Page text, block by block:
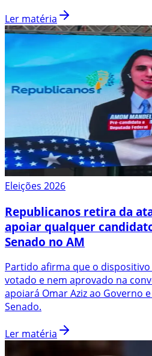
Ler matéria
Eleições 2026
Republicanos retira da
apoiar qualquer
Senado no AM
Partido afirma que o
votado e nem aprovado na
apoiará Omar Aziz ao Governo
Senado.
Ler matéria